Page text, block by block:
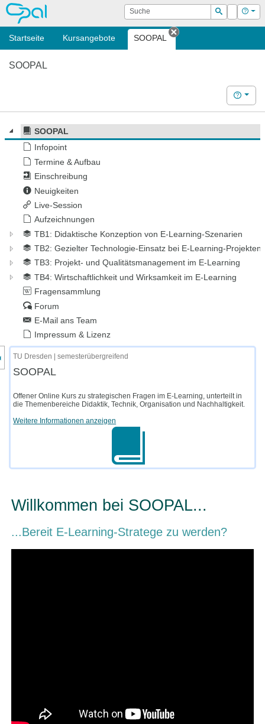
OPAL Suche
Suchen
Login Hilfe
Startseite Kursangebote SOOPAL
Tab schließen
SOOPAL
Hilfe
SOOPAL
Infopoint
Termine & Aufbau
Einschreibung
Neuigkeiten
Live-Session
Aufzeichnungen
TB1: Didaktische Konzeption von E-Learning-Szenarien
TB2: Gezielter Technologie-Einsatz bei E-Learning-Projekten
TB3: Projekt- und Qualitätsmanagement im E-Learning
TB4: Wirtschaftlichkeit und Wirksamkeit im E-Learning
Fragensammlung
Forum
E-Mail ans Team
Impressum & Lizenz
des Kursmenüs
TU Dresden | semesterübergreifend
SOOPAL
Offener Online Kurs zu strategischen Fragen im E-Learning, unterteilt in
die Themenbereiche Didaktik, Technik, Organisation und Nachhaltigkeit.
Weitere Informationen anzeigen